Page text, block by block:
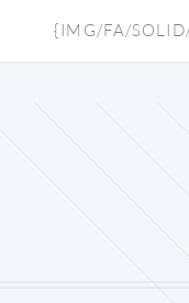
{IMG/FA/